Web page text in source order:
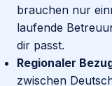
brauchen nur
laufende
dir passt.
Regionaler
zwischen